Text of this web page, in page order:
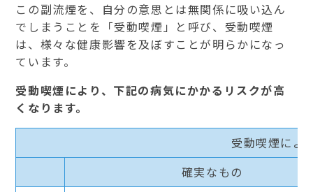
この副流煙を、自分の意思とは無関係に吸い込ん
でしまうことを「受動喫煙」と呼び、受動喫煙
は、様々な健康影響を及ぼすことが明らかになっ
ています。
受動喫煙により、下記の病気にかかるリスクが高
くなります。
受動喫煙によ
確実なもの